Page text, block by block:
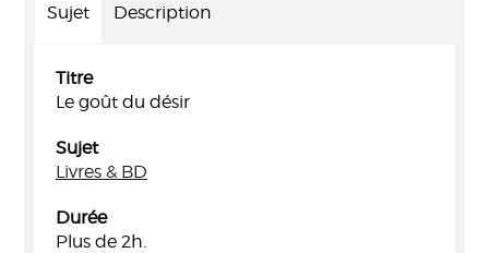
Sujet Description
Titre
Le goût du désir
Sujet
Livres & BD
Durée
Plus de 2h.